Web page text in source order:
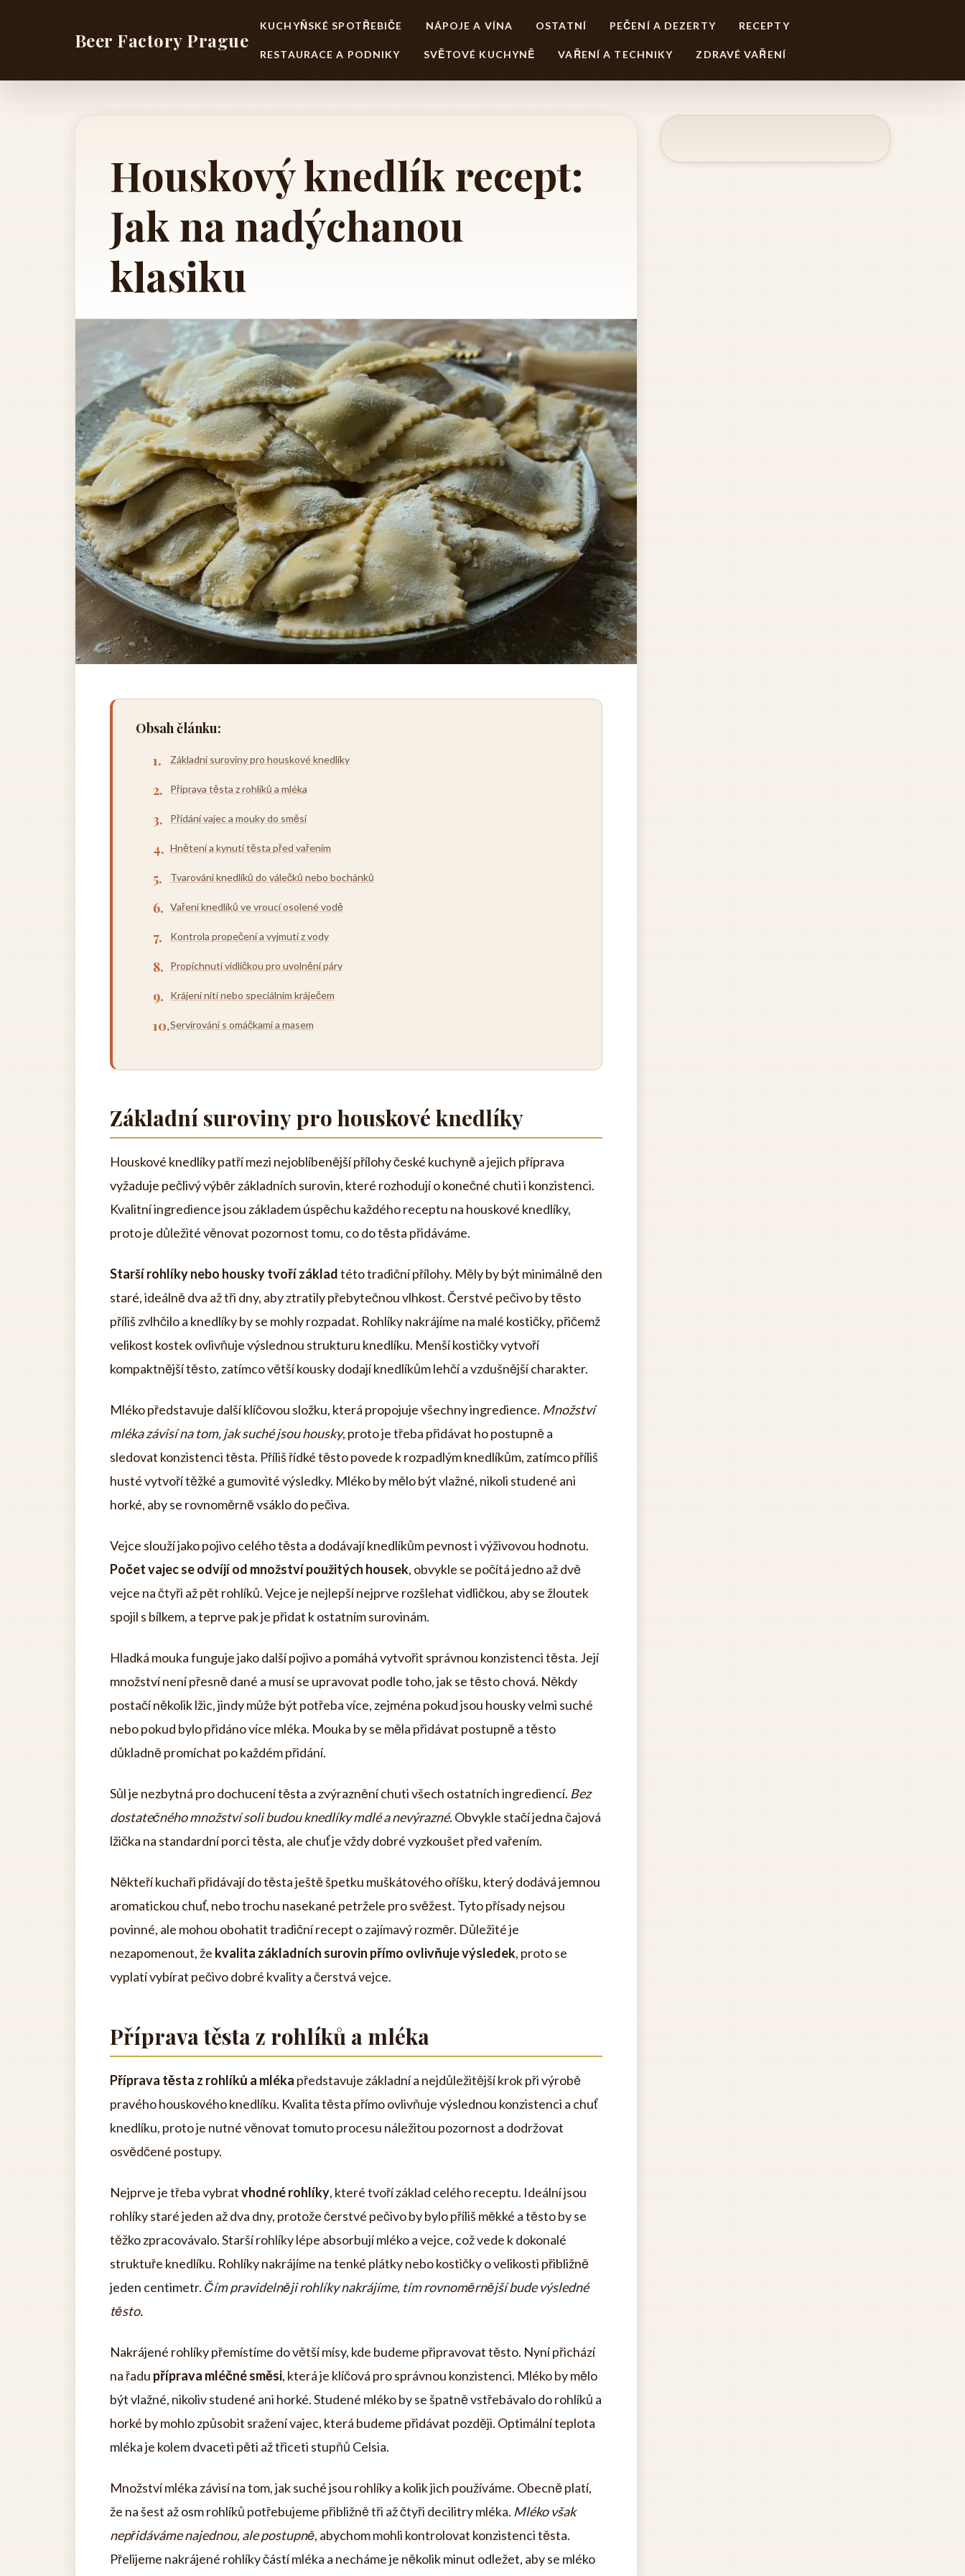
Beer Factory Prague
KUCHYŇSKÉ SPOTŘEBIČE NÁPOJE A VÍNA OSTATNÍ PEČENÍ A DEZERTY RECEPTY
RESTAURACE A PODNIKY SVĚTOVÉ KUCHYNĚ VAŘENÍ A TECHNIKY ZDRAVÉ VAŘENÍ
Houskový knedlík recept:
Jak na nadýchanou
klasiku
Obsah článku:
Základní suroviny pro houskové knedlíky
Příprava těsta z rohlíků a mléka
Přidání vajec a mouky do směsi
Hnětení a kynutí těsta před vařením
Tvarování knedlíků do válečků nebo bochánků
Vaření knedlíků ve vroucí osolené vodě
Kontrola propečení a vyjmutí z vody
Propíchnutí vidličkou pro uvolnění páry
Krájení nití nebo speciálním kráječem
Servírování s omáčkami a masem
Základní suroviny pro houskové knedlíky
Houskové knedlíky patří mezi nejoblíbenější přílohy české kuchyně a jejich příprava
vyžaduje pečlivý výběr základních surovin, které rozhodují o konečné chuti i konzistenci.
Kvalitní ingredience jsou základem úspěchu každého receptu na houskové knedlíky,
proto je důležité věnovat pozornost tomu, co do těsta přidáváme.
Starší rohlíky nebo housky tvoří základtéto tradiční přílohy. Měly by být minimálně den
staré, ideálně dva až tři dny, aby ztratily přebytečnou vlhkost. Čerstvé pečivo by těsto
příliš zvlhčilo a knedlíky by se mohly rozpadat. Rohlíky nakrájíme na malé kostičky, přičemž
velikost kostek ovlivňuje výslednou strukturu knedlíku. Menší kostičky vytvoří
kompaktnější těsto, zatímco větší kousky dodají knedlíkům lehčí a vzdušnější charakter.
Mléko představuje další klíčovou složku, která propojuje všechny ingredience. Množství
mléka závisí na tom, jak suché jsou housky, proto je třeba přidávat ho postupně a
sledovat konzistenci těsta. Příliš řídké těsto povede k rozpadlým knedlíkům, zatímco příliš
husté vytvoří těžké a gumovité výsledky. Mléko by mělo být vlažné, nikoli studené ani
horké, aby se rovnoměrně vsáklo do pečiva.
Vejce slouží jako pojivo celého těsta a dodávají knedlíkům pevnost i výživovou hodnotu.
Počet vajec se odvíjí od množství použitých housek, obvykle se počítá jedno až dvě
vejce na čtyři až pět rohlíků. Vejce je nejlepší nejprve rozšlehat vidličkou, aby se žloutek
spojil s bílkem, a teprve pak je přidat k ostatním surovinám.
Hladká mouka funguje jako další pojivo a pomáhá vytvořit správnou konzistenci těsta. Její
množství není přesně dané a musí se upravovat podle toho, jak se těsto chová. Někdy
postačí několik lžic, jindy může být potřeba více, zejména pokud jsou housky velmi suché
nebo pokud bylo přidáno více mléka. Mouka by se měla přidávat postupně a těsto
důkladně promíchat po každém přidání.
Sůl je nezbytná pro dochucení těsta a zvýraznění chuti všech ostatních ingrediencí. Bez
dostatečného množství soli budou knedlíky mdlé a nevýrazné. Obvykle stačí jedna čajová
lžička na standardní porci těsta, ale chuť je vždy dobré vyzkoušet před vařením.
Někteří kuchaři přidávají do těsta ještě špetku muškátového oříšku, který dodává jemnou
aromatickou chuť, nebo trochu nasekané petržele pro svěžest. Tyto přísady nejsou
povinné, ale mohou obohatit tradiční recept o zajímavý rozměr. Důležité je
nezapomenout, že kvalita základních surovin přímo ovlivňuje výsledek, proto se
vyplatí vybírat pečivo dobré kvality a čerstvá vejce.
Příprava těsta z rohlíků a mléka
Příprava těsta z rohlíků a mléka představuje základní a nejdůležitější krok při výrobě
pravého houskového knedlíku. Kvalita těsta přímo ovlivňuje výslednou konzistenci a chuť
knedlíku, proto je nutné věnovat tomuto procesu náležitou pozornost a dodržovat
osvědčené postupy.
Nejprve je třeba vybratvhodné rohlíky, které tvoří základ celého receptu. Ideální jsou
rohlíky staré jeden až dva dny, protože čerstvé pečivo by bylo příliš měkké a těsto by se
těžko zpracovávalo. Starší rohlíky lépe absorbují mléko a vejce, což vede k dokonalé
struktuře knedlíku. Rohlíky nakrájíme na tenké plátky nebo kostičky o velikosti přibližně
jeden centimetr. Čím pravidelněji rohlíky nakrájíme, tím rovnoměrnější bude výsledné
těsto.
Nakrájené rohlíky přemístíme do větší mísy, kde budeme připravovat těsto. Nyní přichází
na řadu příprava mléčné směsi, která je klíčová pro správnou konzistenci. Mléko by mělo
být vlažné, nikoliv studené ani horké. Studené mléko by se špatně vstřebávalo do rohlíků a
horké by mohlo způsobit sražení vajec, která budeme přidávat později. Optimální teplota
mléka je kolem dvaceti pěti až třiceti stupňů Celsia.
Množství mléka závisí na tom, jak suché jsou rohlíky a kolik jich používáme. Obecně platí,
že na šest až osm rohlíků potřebujeme přibližně tři až čtyři decilitry mléka. Mléko však
nepřidáváme najednou, ale postupně, abychom mohli kontrolovat konzistenci těsta.
Přelijeme nakrájené rohlíky částí mléka a necháme je několik minut odležet, aby se mléko